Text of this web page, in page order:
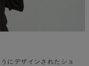
にデザインされたショ